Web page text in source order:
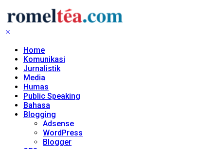
Home
Komunikasi
Jurnalistik
Media
Humas
Public Speaking
Bahasa
Blogging
Adsense
WordPress
Blogger